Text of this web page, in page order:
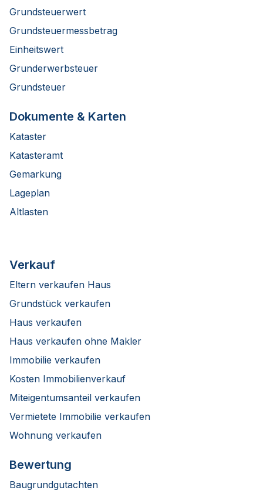
Grundsteuerwert
Grundsteuermessbetrag
Einheitswert
Grunderwerbsteuer
Grundsteuer
Dokumente & Karten
Kataster
Katasteramt
Gemarkung
Lageplan
Altlasten
Verkauf
Eltern verkaufen Haus
Grundstück verkaufen
Haus verkaufen
Haus verkaufen ohne Makler
Immobilie verkaufen
Kosten Immobilienverkauf
Miteigentumsanteil verkaufen
Vermietete Immobilie verkaufen
Wohnung verkaufen
Bewertung
Baugrundgutachten